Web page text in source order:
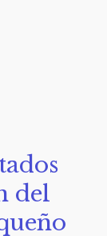
del